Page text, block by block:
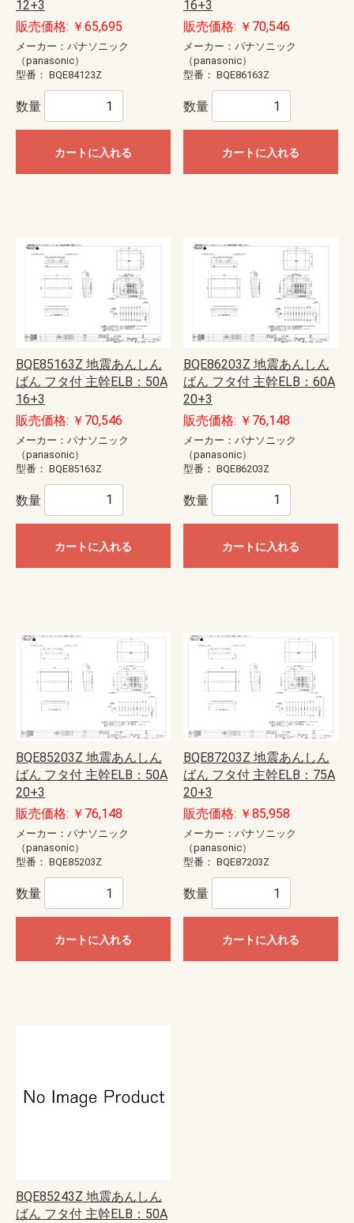
12+3
販売価格: ￥65,695
メーカー：パナソニック
（panasonic）
型番： BQE84123Z
数量
カートに入れる
16+3
販売価格: ￥70,546
メーカー：パナソニック
（panasonic）
型番： BQE86163Z
数量
カートに入れる
BQE85163Z 地震あんしん
ばん フタ付 主幹ELB：50A
16+3
販売価格: ￥70,546
メーカー：パナソニック
（panasonic）
型番： BQE85163Z
数量
カートに入れる
BQE86203Z 地震あんしん
ばん フタ付 主幹ELB：60A
20+3
販売価格: ￥76,148
メーカー：パナソニック
（panasonic）
型番： BQE86203Z
数量
カートに入れる
BQE85203Z 地震あんしん
ばん フタ付 主幹ELB：50A
20+3
販売価格: ￥76,148
メーカー：パナソニック
（panasonic）
型番： BQE85203Z
数量
カートに入れる
BQE87203Z 地震あんしん
ばん フタ付 主幹ELB：75A
20+3
販売価格: ￥85,958
メーカー：パナソニック
（panasonic）
型番： BQE87203Z
数量
カートに入れる
BQE85243Z 地震あんしん
ばん フタ付 主幹ELB：50A